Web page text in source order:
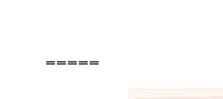
＝＝＝＝＝